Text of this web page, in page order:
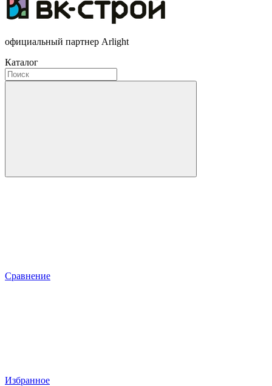
официальный партнер Arlight
Каталог
Сравнение
Избранное